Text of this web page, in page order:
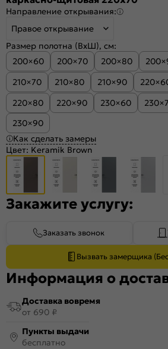
Направление открывания:
Правое открывание
Размер полотна (ВхШ), см:
200×60
200×70 200×80
210×70
210×80 210×90
220×80
220×90 230×60
230×90
Как сделать замеры
Цвет: Keramik Brown
Закажите услугу:
Заказать звонок
Вызвать замерщика
Информация о
Доставка вовремя
от 690 ₽
Пункты выдачи
бесплатно